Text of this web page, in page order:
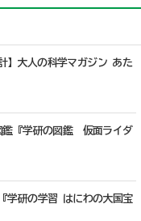
】大人の科学マガジン あた
『学研の図鑑 仮面ライダ
学研の学習 はにわの大国宝